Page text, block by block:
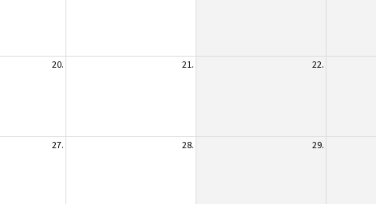
20. 21. 22.
27. 28. 29.